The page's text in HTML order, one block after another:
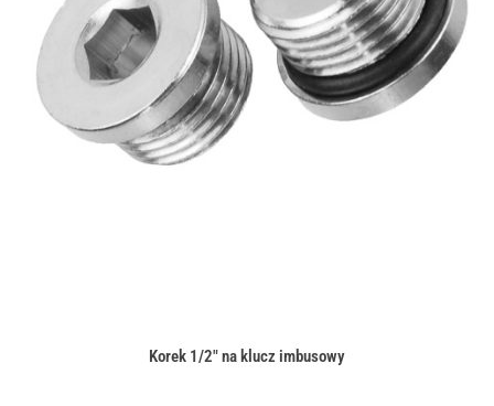
Korek 1/2" na klucz imbusowy